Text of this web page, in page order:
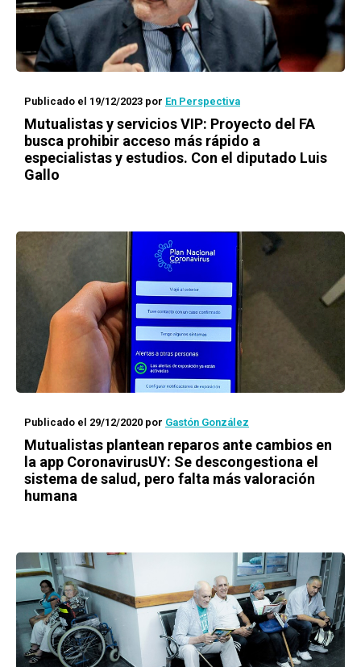
Publicado el 19/12/2023 por En Perspectiva
Mutualistas y servicios VIP: Proyecto del FA
busca prohibir acceso más rápido a
especialistas y estudios. Con el diputado Luis
Gallo
Publicado el 29/12/2020 por Gastón González
Mutualistas plantean reparos ante cambios en
la app CoronavirusUY: Se descongestiona el
sistema de salud, pero falta más valoración
humana